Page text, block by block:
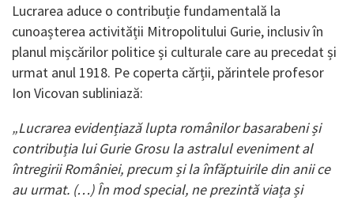
Lucrarea aduce o contribuție fundamentală la
cunoașterea activității Mitropolitului Gurie, inclusiv în
planul mișcărilor politice și culturale care au precedat și
urmat anul 1918. Pe coperta cărții, părintele profesor
Ion Vicovan subliniază:
„Lucrarea evidențiază lupta românilor basarabeni și
contribuția lui Gurie Grosu la astralul eveniment al
întregirii României, precum și la înfăptuirile din anii ce
au urmat. (…) În mod special, ne prezintă viața și